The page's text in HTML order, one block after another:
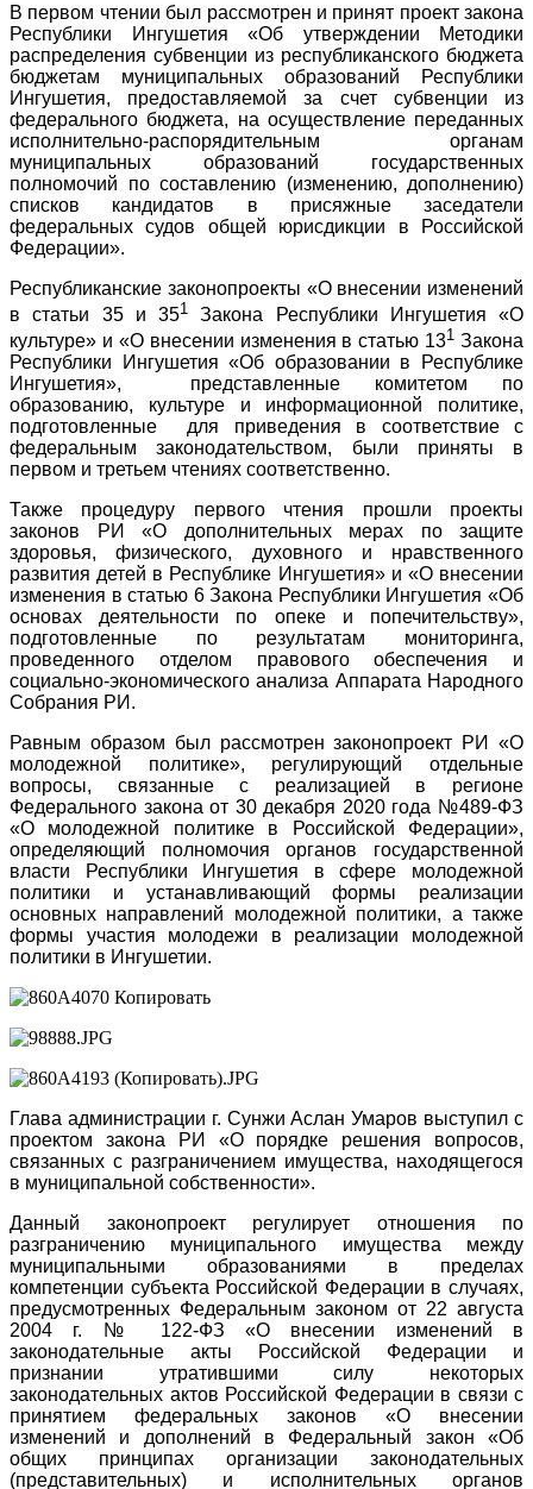
В первом чтении был рассмотрен и принят проект закона
Республики Ингушетия «Об утверждении Методики
распределения субвенции из республиканского бюджета
бюджетам муниципальных образований Республики
Ингушетия, предоставляемой за счет субвенции из
федерального бюджета, на осуществление переданных
исполнительно-распорядительным органам
муниципальных образований государственных
полномочий по составлению (изменению, дополнению)
списков кандидатов в присяжные заседатели
федеральных судов общей юрисдикции в Российской
Федерации».
Республиканские законопроекты «О внесении изменений
в статьи 35 и 351
Закона Республики Ингушетия «О
культуре» и «О внесении изменения в статью 131 Закона
Республики Ингушетия «Об образовании в Республике
Ингушетия», представленные комитетом по
образованию, культуре и информационной политике,
подготовленные для приведения в соответствие с
федеральным законодательством, были приняты в
первом и третьем чтениях соответственно.
Также процедуру первого чтения прошли проекты
законов РИ «О дополнительных мерах по защите
здоровья, физического, духовного и нравственного
развития детей в Республике Ингушетия» и «О внесении
изменения в статью 6 Закона Республики Ингушетия «Об
основах деятельности по опеке и попечительству»,
подготовленные по результатам мониторинга,
проведенного отделом правового обеспечения и
социально-экономического анализа Аппарата Народного
Собрания РИ.
Равным образом был рассмотрен законопроект РИ «О
молодежной политике», регулирующий отдельные
вопросы, связанные с реализацией в регионе
Федерального закона от 30 декабря 2020 года №489-ФЗ
«О молодежной политике в Российской Федерации»,
определяющий полномочия органов государственной
власти Республики Ингушетия в сфере молодежной
политики и устанавливающий формы реализации
основных направлений молодежной политики, а также
формы участия молодежи в реализации молодежной
политики в Ингушетии.
Глава администрации г. Сунжи Аслан Умаров выступил с
проектом закона РИ «О порядке решения вопросов,
связанных с разграничением имущества, находящегося
в муниципальной собственности».
Данный законопроект регулирует отношения по
разграничению муниципального имущества между
муниципальными образованиями в пределах
компетенции субъекта Российской Федерации в случаях,
предусмотренных Федеральным законом от 22 августа
2004 г. № 122-ФЗ «О внесении изменений в
законодательные акты Российской Федерации и
признании утратившими силу некоторых
законодательных актов Российской Федерации в связи с
принятием федеральных законов «О внесении
изменений и дополнений в Федеральный закон «Об
общих принципах организации законодательных
(представительных) и исполнительных органов